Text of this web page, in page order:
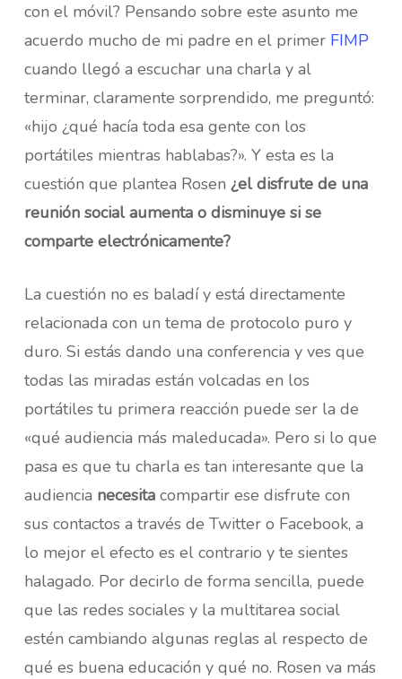
con el móvil? Pensando sobre este asunto me
acuerdo mucho de mi padre en el primer FIMP
cuando llegó a escuchar una charla y al
terminar, claramente sorprendido, me preguntó:
«hijo ¿qué hacía toda esa gente con los
portátiles mientras hablabas?». Y esta es la
cuestión que plantea Rosen ¿el disfrute de una
reunión social aumenta o disminuye si se
comparte electrónicamente?
La cuestión no es baladí y está directamente
relacionada con un tema de protocolo puro y
duro. Si estás dando una conferencia y ves que
todas las miradas están volcadas en los
portátiles tu primera reacción puede ser la de
«qué audiencia más maleducada». Pero si lo que
pasa es que tu charla es tan interesante que la
audiencia necesitacompartir ese disfrute con
sus contactos a través de Twitter o Facebook, a
lo mejor el efecto es el contrario y te sientes
halagado. Por decirlo de forma sencilla, puede
que las redes sociales y la multitarea social
estén cambiando algunas reglas al respecto de
qué es buena educación y qué no. Rosen va más